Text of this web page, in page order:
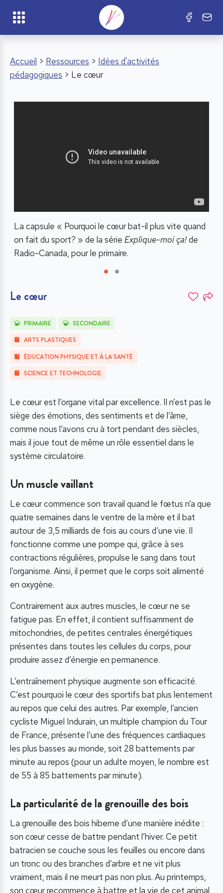
Accueil > Ressources > Idées d'activités
pédagogiques > Le cœur
La capsule « Pourquoi le cœur bat-il plus vite quand
on fait du sport? » de la série Explique-moi ça!de
Radio-Canada, pour le primaire.
Le cœur
PRIMAIRE
SECONDAIRE
ARTS PLASTIQUES
ÉDUCATION PHYSIQUE ET À LA SANTÉ
SCIENCE ET TECHNOLOGIE
Le cœur est l’organe vital par excellence. Il n’est pas le
siège des émotions, des sentiments et de l’âme,
comme nous l’avons cru à tort pendant des siècles,
mais il joue tout de même un rôle essentiel dans le
système circulatoire.
Un muscle vaillant
Le cœur commence son travail quand le fœtus n’a que
quatre semaines dans le ventre de la mère et il bat
autour de 3,5 milliards de fois au cours d’une vie. Il
fonctionne comme une pompe qui, grâce à ses
contractions régulières, propulse le sang dans tout
l’organisme. Ainsi, il permet que le corps soit alimenté
en oxygène.
Contrairement aux autres muscles, le cœur ne se
fatigue pas. En effet, il contient suffisamment de
mitochondries, de petites centrales énergétiques
présentes dans toutes les cellules du corps, pour
produire assez d’énergie en permanence.
L’entraînement physique augmente son efficacité.
C’est pourquoi le cœur des sportifs bat plus lentement
au repos que celui des autres. Par exemple, l’ancien
cycliste Miguel Indurain, un multiple champion du Tour
de France, présente l’une des fréquences cardiaques
les plus basses au monde, soit 28 battements par
minute au repos (pour un adulte moyen, le nombre est
de 55 à 85 battements par minute).
La particularité de la grenouille des bois
La grenouille des bois hiberne d’une manière inédite :
son cœur cesse de battre pendant l’hiver. Ce petit
batracien se couche sous les feuilles ou encore dans
un tronc ou des branches d’arbre et ne vit plus
vraiment, mais il ne meurt pas non plus. Au printemps,
son cœur recommence à battre et la vie de cet animal